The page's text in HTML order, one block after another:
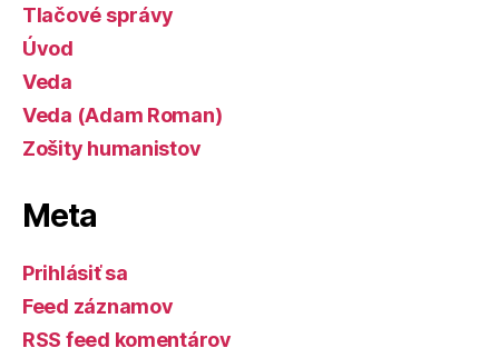
Tlačové správy
Úvod
Veda
Veda (Adam Roman)
Zošity humanistov
Meta
Prihlásiť sa
Feed záznamov
RSS feed komentárov